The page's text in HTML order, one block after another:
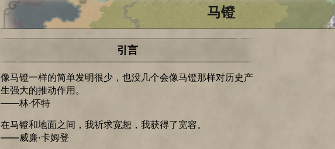
马镫
引言
像马镫一样的简单发明很少，也没几个会像马镫那样对历史产
生强大的推动作用。
——林·怀特
在马镫和地面之间，我祈求宽恕，我获得了宽容。
——威廉·卡姆登